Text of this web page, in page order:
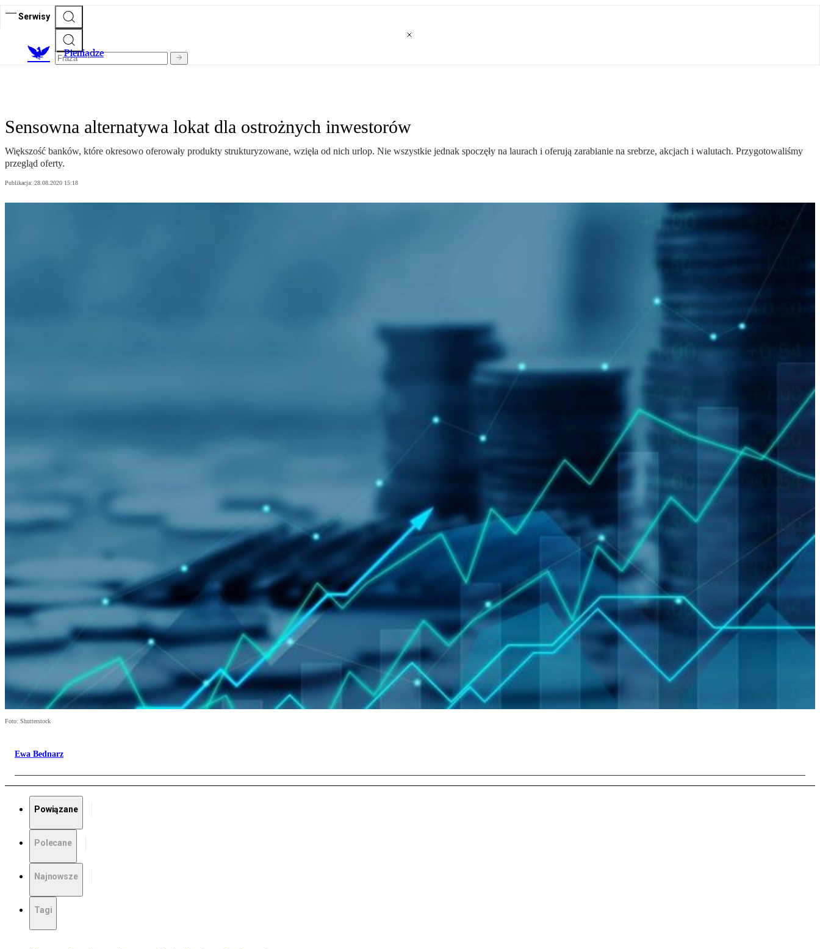
Serwisy
Pieniądze
Sensowna alternatywa lokat dla ostrożnych inwestorów
Większość banków, które okresowo oferowały produkty strukturyzowane, wzięła od nich urlop. Nie wszystkie jednak spoczęły na laurach i oferują zarabianie na srebrze, akcjach i walutach. Przygotowaliśmy
przegląd oferty.
Publikacja: 28.08.2020 15:18
Foto: Shutterstock
Ewa Bednarz
Powiązane
Polecane
Najnowsze
Tagi